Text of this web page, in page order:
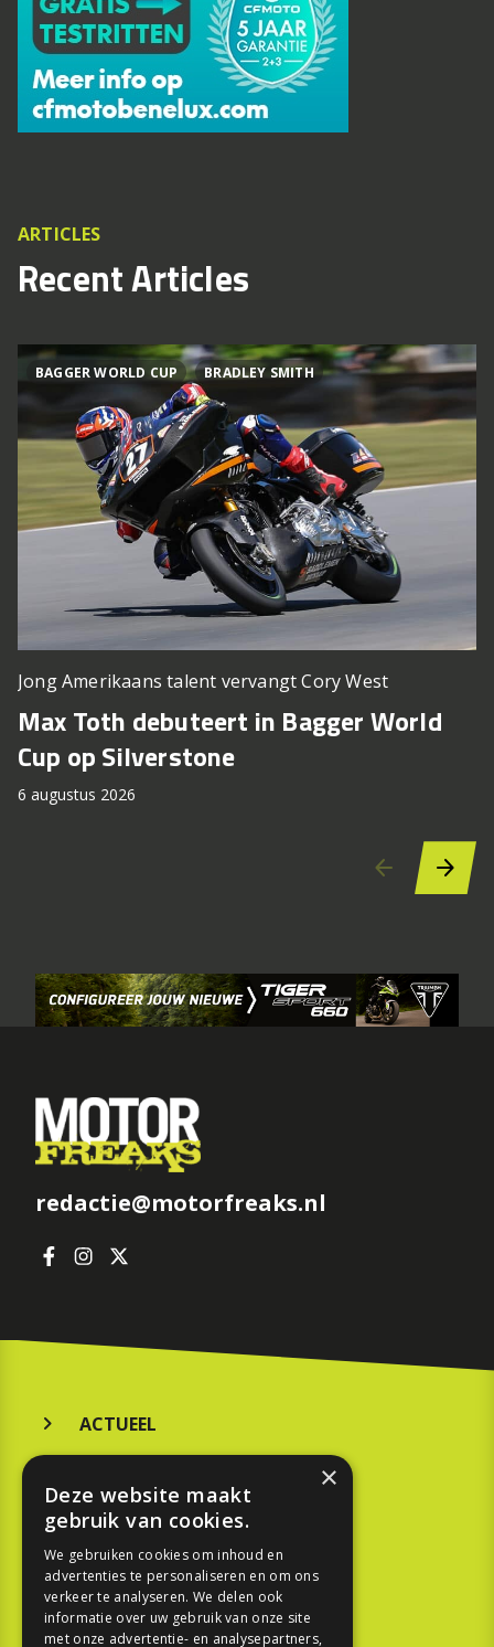
ARTICLES
Recent Articles
BAGGER WORLD CUP BRADLEY SMITH
Jong Amerikaans talent vervangt Cory West
Max Toth debuteert in Bagger World
Cup op Silverstone
6 augustus 2026
redactie@motorfreaks.nl
ACTUEEL
KOOPGIDS
TESTEN
SPORT
×
Deze website maakt
gebruik van cookies.
We gebruiken cookies om inhoud en
advertenties te personaliseren en om ons
verkeer te analyseren. We delen ook
informatie over uw gebruik van onze site
met onze advertentie- en analysepartners,